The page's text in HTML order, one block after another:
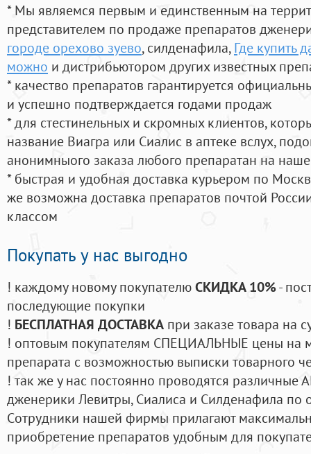
* Мы являемся первым и единственным на
представителем по продаже препаратов
городе орехово зуево, силденафила, Где купить
можно и дистрибьютором других известных
* качество препаратов гарантируется
и успешно подтверждается годами продаж
* для стестинельных и скромных клиентов,
название Виагра или Сиалис в аптеке вслух,
анонимныого заказа любого препаратан на
* быстрая и удобная доставка курьером по
же возможна доставка препаратов почтой
классом
Покупать у нас выгодно
! каждому новому покупателюСКИДКА 10%-
последующие покупки
! БЕСПЛАТНАЯ ДОСТАВКА при заказе товара на
! оптовым покупателям СПЕЦИАЛЬНЫЕ цены на
препарата с возможностью выписки товарного
! так же у нас постоянно проводятся
дженерики Левитры, Сиалиса и Силденафила по
Cотрудники нашей фирмы прилагают
приобретение препаратов удобным для